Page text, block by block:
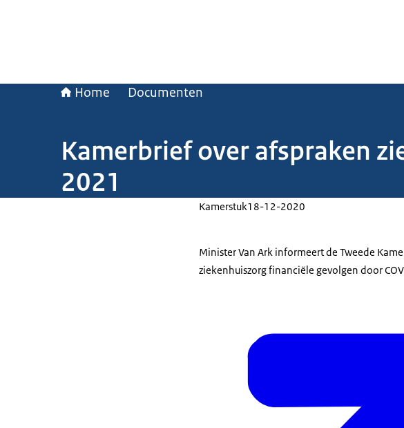
Home Documenten
Kamerbrief over afspraken
2021
Kamerstuk18-12-2020
Minister Van Ark informeert de Tweede
ziekenhuiszorg financiële gevolgen door